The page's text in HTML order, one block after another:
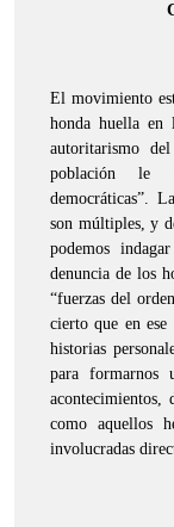
El movimiento
honda huella en
autoritarismo
población le
democráticas”.
son múltiples, y
podemos
denuncia de los
“fuerzas del
cierto que en
historias
para formarnos
acontecimientos,
como aquellos
involucradas